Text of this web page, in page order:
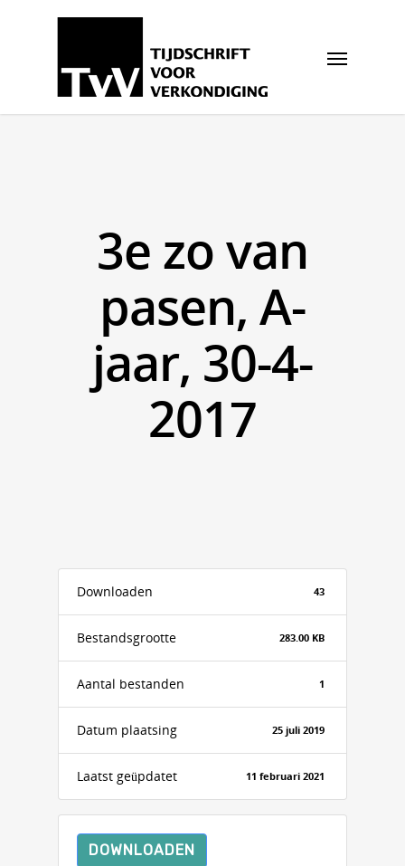
3e zo van
pasen, A-
jaar, 30-4-
2017
Downloaden 43
Bestandsgrootte 283.00 KB
Aantal bestanden 1
Datum plaatsing 25 juli 2019
Laatst geüpdatet 11 februari 2021
DOWNLOADEN